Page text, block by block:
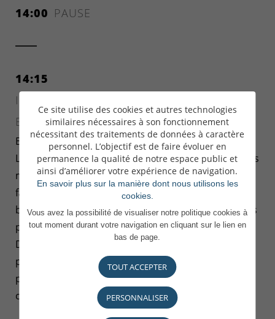
14:00 PAUSE
14:15
INTERAGIR ET COMMUNIQUER AVEC MON
ENTOURAGE [SUITE]
BRUNO AUER
La communication interpersonnelle s’appuie sur des
modalités d’expression propres à chacun. Vouloir
faire changer les choses, c’est trouver à la fois les
bonnes occasions, les bons canaux et les bons mots
pour échanger avec les personnes concernées.
Dans cet atelier, à travers le décryptage que
propose le MBTI, les participants évalueront les
possibilités qu’ils ont d’améliorer leur mode de
communication avec leur entourage.
Ce site utilise des cookies et autres technologies
similaires nécessaires à son fonctionnement
nécessitant des traitements de données à caractère
personnel. L’objectif est de faire évoluer en
permanence la qualité de notre espace public et
ainsi d’améliorer votre expérience de navigation.
En savoir plus sur la manière dont nous utilisons les
cookies.
Vous avez la possibilité de visualiser notre politique cookies à
tout moment durant votre navigation en cliquant sur le lien en
bas de page.
TOUT ACCEPTER
PERSONNALISER